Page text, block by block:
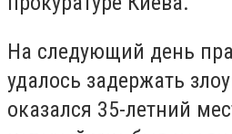
На следующий день
удалось задержать
оказался 35-летний